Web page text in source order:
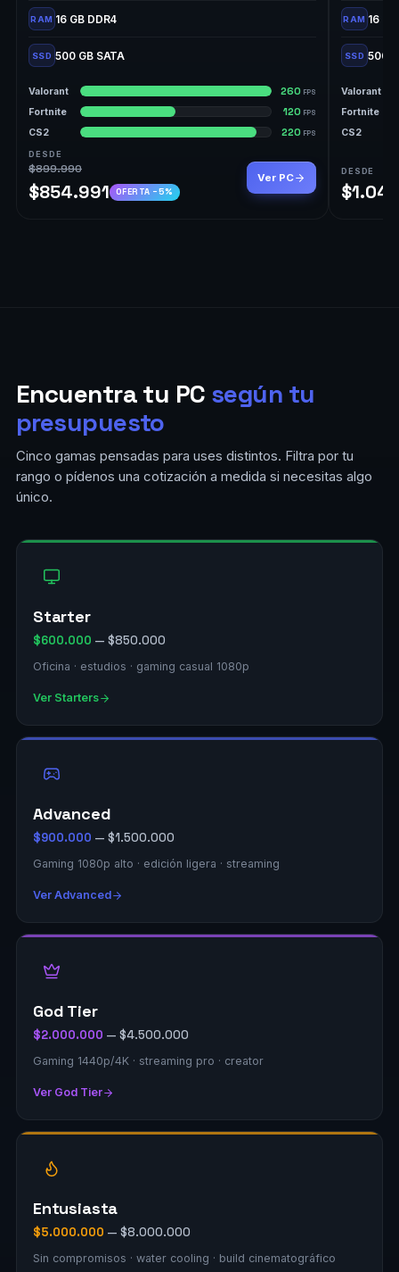
RAM 16 GB DDR4
SSD 500 GB SATA
Valorant 260FPS
Fortnite 120FPS
CS2 220FPS
DESDE
$899.990
$854.991 OFERTA −5%
Ver PC
RAM 16
SSD 500
Valorant
Fortnite
CS2
DESDE
Encuentra tu PC según tu
presupuesto
Cinco gamas pensadas para uses distintos. Filtra por tu
rango o pídenos una cotización a medida si necesitas algo
único.
Starter
$600.000 — $850.000
Oficina · estudios · gaming casual 1080p
Ver Starters
Advanced
$900.000 — $1.500.000
Gaming 1080p alto · edición ligera · streaming
Ver Advanced
God Tier
$2.000.000 — $4.500.000
Gaming 1440p/4K · streaming pro · creator
Ver God Tier
Entusiasta
$5.000.000 — $8.000.000
Sin compromisos · water cooling · build cinematográfico